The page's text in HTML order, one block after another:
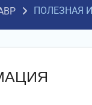
ПОЛЕЗНАЯ